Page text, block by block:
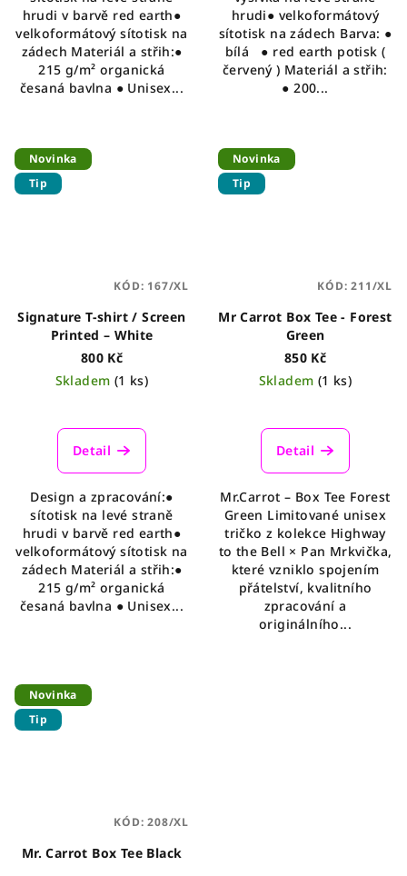
hrudi v barvě red earth●
velkoformátový sítotisk na
zádech Materiál a střih:●
215 g/m² organická
česaná bavlna ● Unisex...
hrudi● velkoformátový
sítotisk na zádech Barva: ●
bílá ● red earth potisk (
červený ) Materiál a střih:
● 200...
Novinka
Tip
Signature T-shirt / Screen
Printed – White
800 Kč
Skladem (1 ks)
Detail
Design a zpracování:●
sítotisk na levé straně
hrudi v barvě red earth●
velkoformátový sítotisk na
zádech Materiál a střih:●
215 g/m² organická
česaná bavlna ● Unisex...
KÓD: 167/XL
Novinka
Tip
Mr Carrot Box Tee - Forest
Green
850 Kč
Skladem (1 ks)
Detail
Mr.Carrot – Box Tee Forest
Green Limitované unisex
tričko z kolekce Highway
to the Bell × Pan Mrkvička,
které vzniklo spojením
přátelství, kvalitního
zpracování a
originálního...
KÓD:211/XL
Novinka
Tip
Mr. Carrot Box Tee Black
KÓD:208/XL